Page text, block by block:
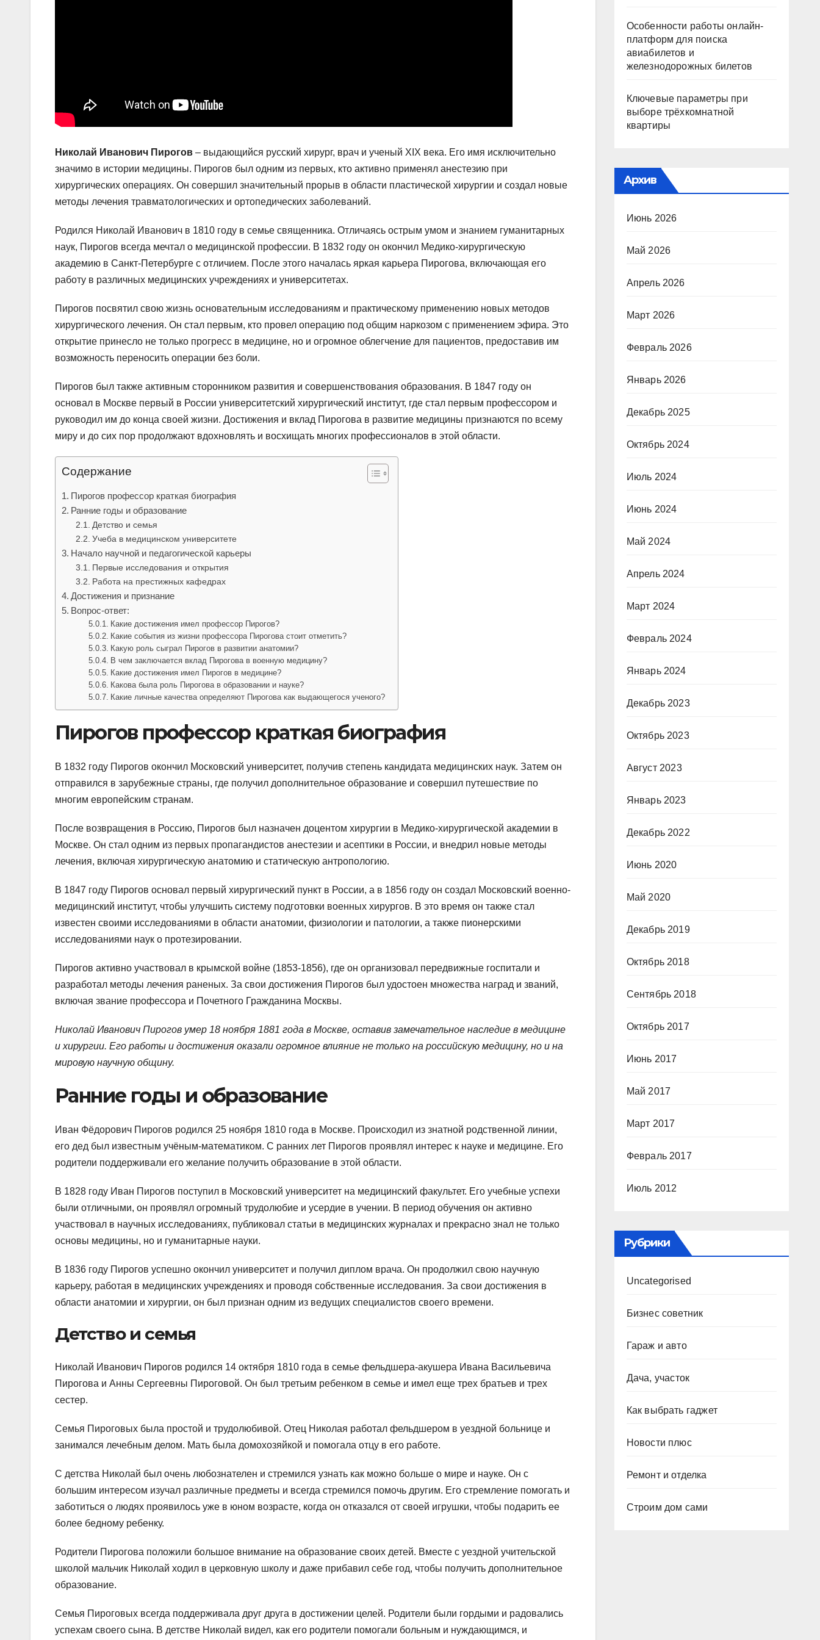
Николай Иванович Пирогов – выдающийся русский хирург, врач и ученый XIX века. Его имя исключительно
значимо в истории медицины. Пирогов был одним из первых, кто активно применял анестезию при
хирургических операциях. Он совершил значительный прорыв в области пластической хирургии и создал новые
методы лечения травматологических и ортопедических заболеваний.
Родился Николай Иванович в 1810 году в семье священника. Отличаясь острым умом и знанием гуманитарных
наук, Пирогов всегда мечтал о медицинской профессии. В 1832 году он окончил Медико-хирургическую
академию в Санкт-Петербурге с отличием. После этого началась яркая карьера Пирогова, включающая его
работу в различных медицинских учреждениях и университетах.
Пирогов посвятил свою жизнь основательным исследованиям и практическому применению новых методов
хирургического лечения. Он стал первым, кто провел операцию под общим наркозом с применением эфира. Это
открытие принесло не только прогресс в медицине, но и огромное облегчение для пациентов, предоставив им
возможность переносить операции без боли.
Пирогов был также активным сторонником развития и совершенствования образования. В 1847 году он
основал в Москве первый в России университетский хирургический институт, где стал первым профессором и
руководил им до конца своей жизни. Достижения и вклад Пирогова в развитие медицины признаются по всему
миру и до сих пор продолжают вдохновлять и восхищать многих профессионалов в этой области.
Содержание
Пирогов профессор краткая биография
Ранние годы и образование
Детство и семья
Учеба в медицинском университете
Начало научной и педагогической карьеры
Первые исследования и открытия
Работа на престижных кафедрах
Достижения и признание
Вопрос-ответ:
Какие достижения имел профессор Пирогов?
Какие события из жизни профессора Пирогова стоит отметить?
Какую роль сыграл Пирогов в развитии анатомии?
В чем заключается вклад Пирогова в военную медицину?
Какие достижения имел Пирогов в медицине?
Какова была роль Пирогова в образовании и науке?
Какие личные качества определяют Пирогова как выдающегося ученого?
Пирогов профессор краткая биография
В 1832 году Пирогов окончил Московский университет, получив степень кандидата медицинских наук. Затем он
отправился в зарубежные страны, где получил дополнительное образование и совершил путешествие по
многим европейским странам.
После возвращения в Россию, Пирогов был назначен доцентом хирургии в Медико-хирургической академии в
Москве. Он стал одним из первых пропагандистов анестезии и асептики в России, и внедрил новые методы
лечения, включая хирургическую анатомию и статическую антропологию.
В 1847 году Пирогов основал первый хирургический пункт в России, а в 1856 году он создал Московский военно-
медицинский институт, чтобы улучшить систему подготовки военных хирургов. В это время он также стал
известен своими исследованиями в области анатомии, физиологии и патологии, а также пионерскими
исследованиями наук о протезировании.
Пирогов активно участвовал в крымской войне (1853-1856), где он организовал передвижные госпитали и
разработал методы лечения раненых. За свои достижения Пирогов был удостоен множества наград и званий,
включая звание профессора и Почетного Гражданина Москвы.
Николай Иванович Пирогов умер 18 ноября 1881 года в Москве, оставив замечательное наследие в медицине
и хирургии. Его работы и достижения оказали огромное влияние не только на российскую медицину, но и на
мировую научную общину.
Ранние годы и образование
Иван Фёдорович Пирогов родился 25 ноября 1810 года в Москве. Происходил из знатной родственной линии,
его дед был известным учёным-математиком. С ранних лет Пирогов проявлял интерес к науке и медицине. Его
родители поддерживали его желание получить образование в этой области.
В 1828 году Иван Пирогов поступил в Московский университет на медицинский факультет. Его учебные успехи
были отличными, он проявлял огромный трудолюбие и усердие в учении. В период обучения он активно
участвовал в научных исследованиях, публиковал статьи в медицинских журналах и прекрасно знал не только
основы медицины, но и гуманитарные науки.
В 1836 году Пирогов успешно окончил университет и получил диплом врача. Он продолжил свою научную
карьеру, работая в медицинских учреждениях и проводя собственные исследования. За свои достижения в
области анатомии и хирургии, он был признан одним из ведущих специалистов своего времени.
Детство и семья
Николай Иванович Пирогов родился 14 октября 1810 года в семье фельдшера-акушера Ивана Васильевича
Пирогова и Анны Сергеевны Пироговой. Он был третьим ребенком в семье и имел еще трех братьев и трех
сестер.
Семья Пироговых была простой и трудолюбивой. Отец Николая работал фельдшером в уездной больнице и
занимался лечебным делом. Мать была домохозяйкой и помогала отцу в его работе.
С детства Николай был очень любознателен и стремился узнать как можно больше о мире и науке. Он с
большим интересом изучал различные предметы и всегда стремился помочь другим. Его стремление помогать и
заботиться о людях проявилось уже в юном возрасте, когда он отказался от своей игрушки, чтобы подарить ее
более бедному ребенку.
Родители Пирогова положили большое внимание на образование своих детей. Вместе с уездной учительской
школой мальчик Николай ходил в церковную школу и даже прибавил себе год, чтобы получить дополнительное
образование.
Семья Пироговых всегда поддерживала друг друга в достижении целей. Родители были гордыми и радовались
успехам своего сына. В детстве Николай видел, как его родители помогали больным и нуждающимся, и
Особенности работы онлайн-
платформ для поиска
авиабилетов и
железнодорожных билетов
Ключевые параметры при
выборе трёхкомнатной
квартиры
Архив
Июнь 2026
Май 2026
Апрель 2026
Март 2026
Февраль 2026
Январь 2026
Декабрь 2025
Октябрь 2024
Июль 2024
Июнь 2024
Май 2024
Апрель 2024
Март 2024
Февраль 2024
Январь 2024
Декабрь 2023
Октябрь 2023
Август 2023
Январь 2023
Декабрь 2022
Июнь 2020
Май 2020
Декабрь 2019
Октябрь 2018
Сентябрь 2018
Октябрь 2017
Июнь 2017
Май 2017
Март 2017
Февраль 2017
Июль 2012
Рубрики
Uncategorised
Бизнес советник
Гараж и авто
Дача, участок
Как выбрать гаджет
Новости плюс
Ремонт и отделка
Строим дом сами